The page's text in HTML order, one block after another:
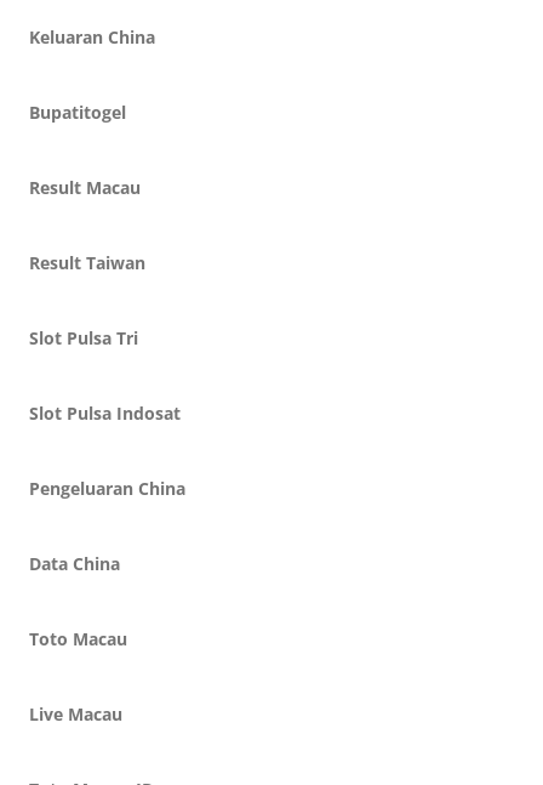
Keluaran China
Bupatitogel
Result Macau
Result Taiwan
Slot Pulsa Tri
Slot Pulsa Indosat
Pengeluaran China
Data China
Toto Macau
Live Macau